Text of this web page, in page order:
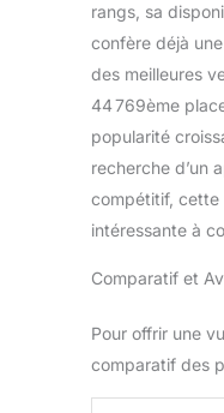
rangs, sa
confère déjà
des meilleures
44 769ème
popularité
recherche d’un
compétitif, cette
intéressante à
Comparatif et
Pour offrir une
comparatif des